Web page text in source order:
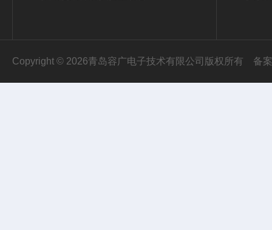
Copyright © 2026青岛容广电子技术有限公司版权所有 备